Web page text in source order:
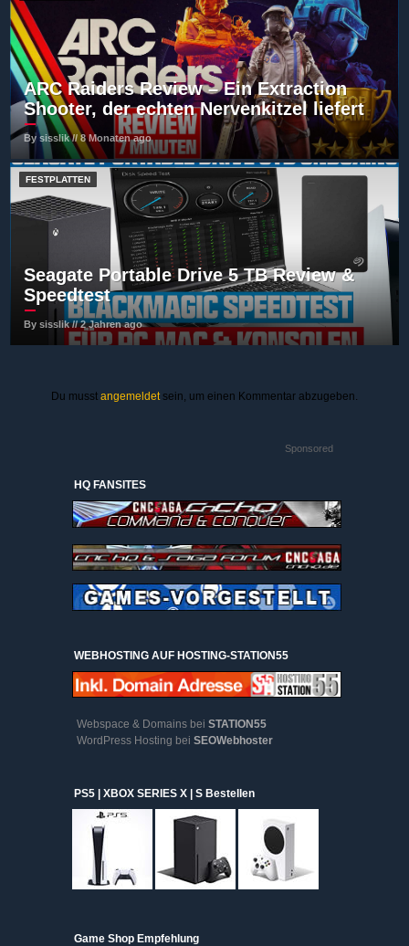
ARC Raiders Review – Ein Extraction
Shooter, der echten Nervenkitzel liefert
By sisslik // 8 Monaten ago
FESTPLATTEN
Seagate Portable Drive 5 TB Review &
Speedtest
By sisslik // 2 Jahren ago
Du musst angemeldetsein, um einen Kommentar abzugeben.
Sponsored
HQ FANSITES
WEBHOSTING AUF HOSTING-STATION55
Webspace & Domains bei STATION55
WordPress Hosting bei SEOWebhoster
PS5 | XBOX SERIES X | S Bestellen
Game Shop Empfehlung